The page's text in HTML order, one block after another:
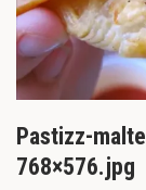
Pastizz-
768×576.jpg